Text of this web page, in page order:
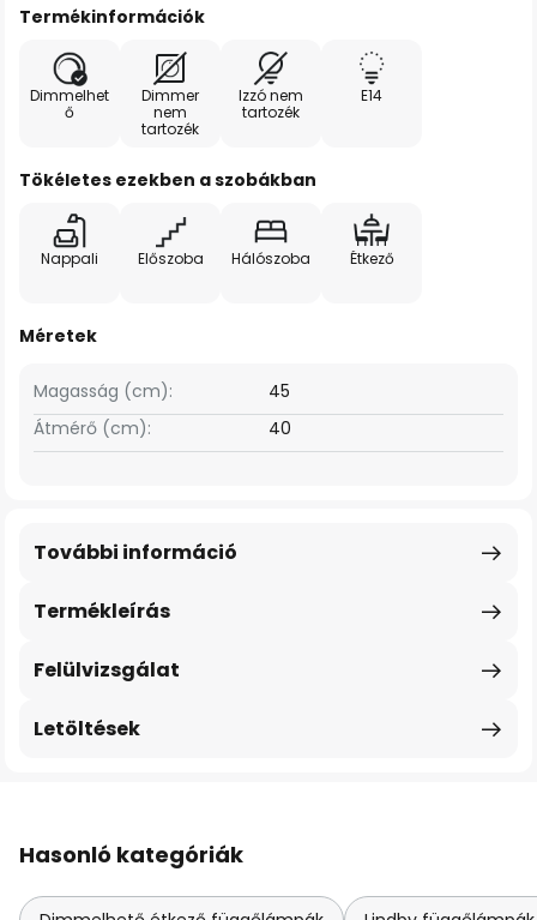
Termékinformációk
Dimmelhet
ő
Dimmer
nem
tartozék
Izzó nem
tartozék
E14
Tökéletes ezekben a szobákban
Nappali Előszoba Hálószoba Étkező
Méretek
Magasság (cm):
45
Átmérő (cm):
40
Termékleírás
További információ
Felülvizsgálat
Letöltések
Hasonló kategóriák